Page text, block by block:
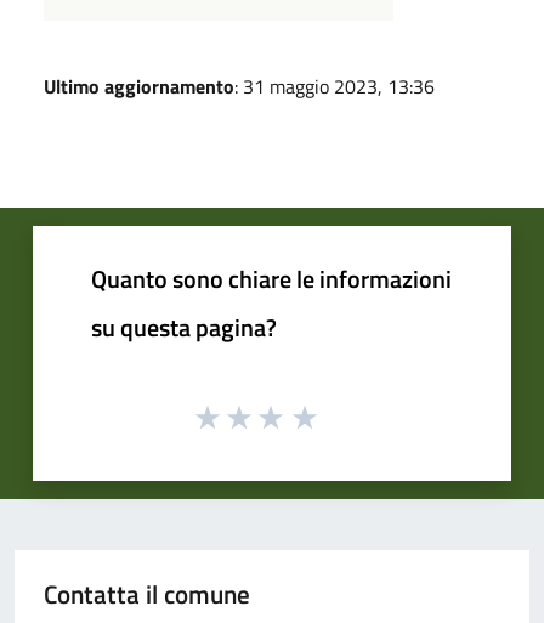
Ultimo aggiornamento: 31 maggio 2023, 13:36
Quanto sono chiare le informazioni
su questa pagina?
Contatta il comune